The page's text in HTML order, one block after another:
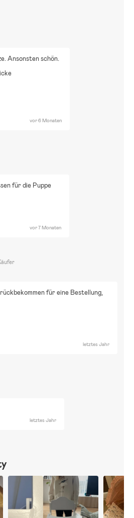
Ansonsten schön.
vor 6 Monaten
für die Puppe
vor 7 Monaten
für eine Bestellung,
letztes Jahr
letztes Jahr